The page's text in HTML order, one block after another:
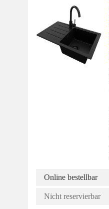
Online bestellbar
Nicht reservierbar